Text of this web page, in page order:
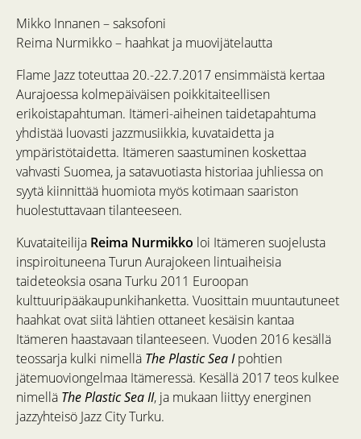
Mikko Innanen – saksofoni
Reima Nurmikko – haahkat ja muovijätelautta
Flame Jazz toteuttaa 20.-22.7.2017 ensimmäistä kertaa
Aurajoessa kolmepäiväisen poikkitaiteellisen
erikoistapahtuman. Itämeri-aiheinen taidetapahtuma
yhdistää luovasti jazzmusiikkia, kuvataidetta ja
ympäristötaidetta. Itämeren saastuminen koskettaa
vahvasti Suomea, ja satavuotiasta historiaa juhliessa on
syytä kiinnittää huomiota myös kotimaan saariston
huolestuttavaan tilanteeseen.
Kuvataiteilija Reima Nurmikko loi Itämeren suojelusta
inspiroituneena Turun Aurajokeen lintuaiheisia
taideteoksia osana Turku 2011 Euroopan
kulttuuripääkaupunkihanketta. Vuosittain muuntautuneet
haahkat ovat siitä lähtien ottaneet kesäisin kantaa
Itämeren haastavaan tilanteeseen. Vuoden 2016 kesällä
teossarja kulki nimellä The Plastic Sea Ipohtien
jätemuoviongelmaa Itämeressä. Kesällä 2017 teos kulkee
nimellä The Plastic Sea II, ja mukaan liittyy energinen
jazzyhteisö Jazz City Turku.